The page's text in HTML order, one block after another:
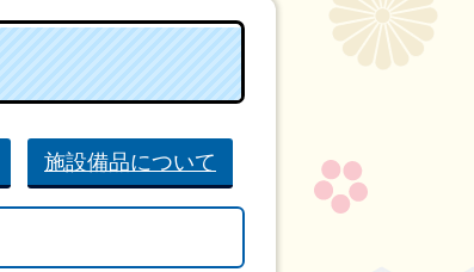
施設備品について